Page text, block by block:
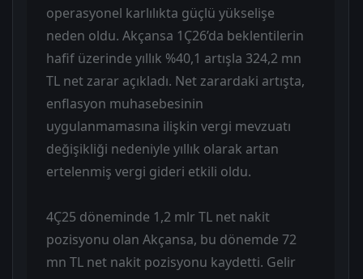
operasyonel karlılıkta güçlü yükselişe
neden oldu. Akçansa 1Ç26’da beklentilerin
hafif üzerinde yıllık %40,1 artışla 324,2 mn
TL net zarar açıkladı. Net zarardaki artışta,
enflasyon muhasebesinin
uygulanmamasına ilişkin vergi mevzuatı
değişikliği nedeniyle yıllık olarak artan
ertelenmiş vergi gideri etkili oldu.
4Ç25 döneminde 1,2 mlr TL net nakit
pozisyonu olan Akçansa, bu dönemde 72
mn TL net nakit pozisyonu kaydetti. Gelir